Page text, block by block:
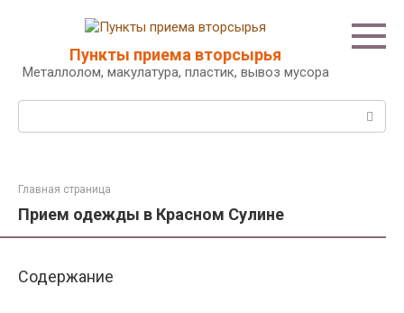
Пункты приема вторсырья
Металлолом, макулатура, пластик, вывоз мусора
Поиск:
Главная страница
Прием одежды в Красном Сулине
Содержание